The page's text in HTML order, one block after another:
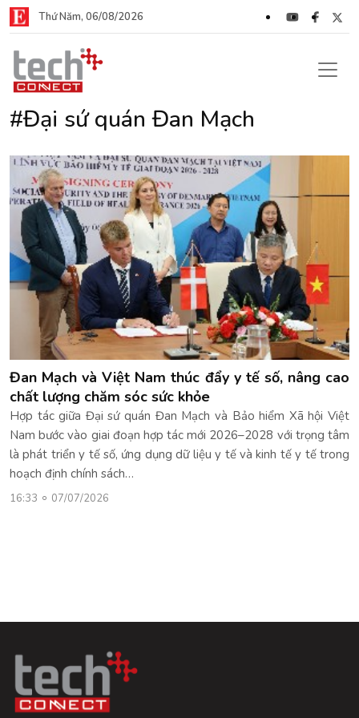
Thứ Năm, 06/08/2026
#Đại sứ quán Đan Mạch
Đan Mạch và Việt Nam thúc đẩy y tế số, nâng cao
chất lượng chăm sóc sức khỏe
Hợp tác giữa Đại sứ quán Đan Mạch và Bảo hiểm Xã hội Việt
Nam bước vào giai đoạn hợp tác mới 2026–2028 với trọng tâm
là phát triển y tế số, ứng dụng dữ liệu y tế và kinh tế y tế trong
hoạch định chính sách…
16:33 07/07/2026